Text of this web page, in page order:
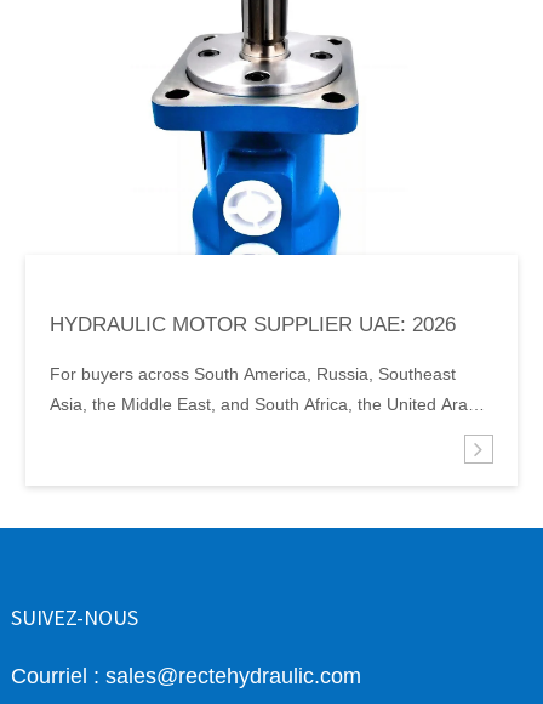
HYDRAULIC MOTOR SUPPLIER UAE: 2026
MARKETS
For buyers across South America, Russia, Southeast
Asia, the Middle East, and South Africa, the United Arab
proximity to manufacturing centers in Europe…
SUIVEZ-NOUS
Courriel : sales@rectehydraulic.com